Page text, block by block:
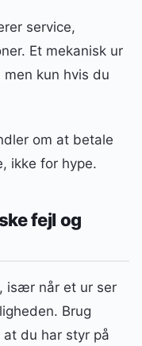
service,
Et mekanisk ur
kun hvis du
om at betale
ikke for hype.
fejl og
især når et ur ser
Brug
du har styr på